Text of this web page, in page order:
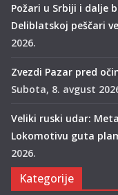
Požari u Srbiji i dalje
Deliblatskoj peščari
2026.
Zvezdi Pazar pred
Subota, 8. avgust
Veliki ruski udar:
Lokomotivu guta
2026.
Kategorije